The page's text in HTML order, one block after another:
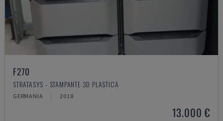
F270
STRATASYS - STAMPANTE 3D PLASTICA
GERMANIA 2018
13.000 €